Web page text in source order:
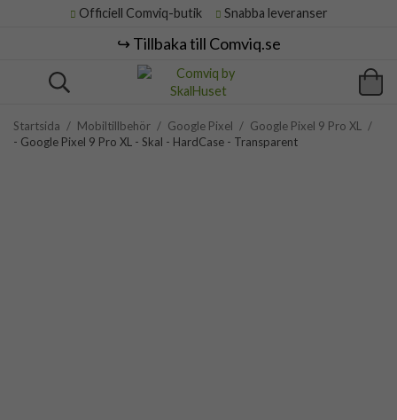
Officiell Comviq-butik Snabba leveranser
↪️ Tillbaka till Comviq.se
Startsida / Mobiltillbehör / Google Pixel / Google Pixel 9 Pro XL
/
- Google Pixel 9 Pro XL - Skal - HardCase - Transparent